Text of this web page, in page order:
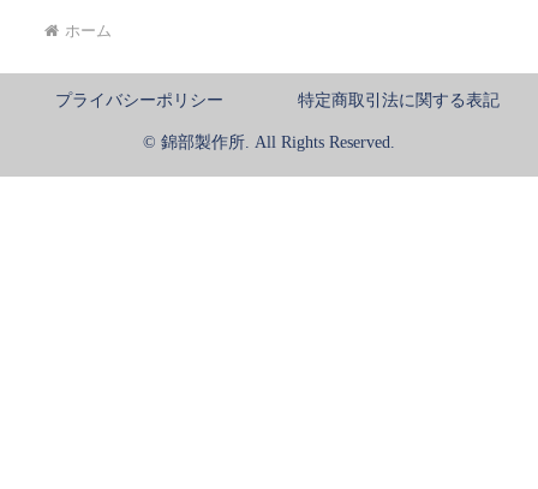
ホーム
プライバシーポリシー 特定商取引法に関する表記
© 錦部製作所. All Rights Reserved.